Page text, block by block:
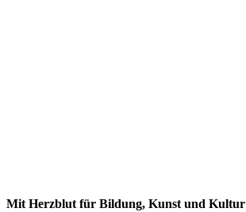
Mit Herzblut für Bildung, Kunst und Kultur